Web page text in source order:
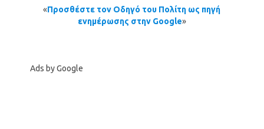
«Προσθέστε τον Οδηγό του Πολίτη ως πηγή
ενημέρωσης στην Google»
Ads by Google